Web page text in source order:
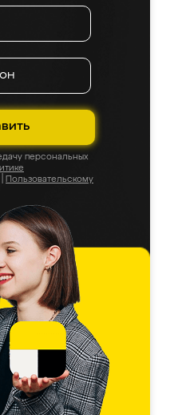
персональных
Пользовательскому